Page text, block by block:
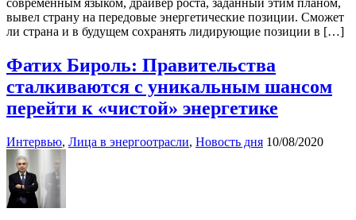
современным языком, драйвер роста, заданный этим планом,
вывел страну на передовые энергетические позиции. Сможет
ли страна и в будущем сохранять лидирующие позиции в […]
Фатих Бироль: Правительства
сталкиваются с уникальным шансом
перейти к «чистой» энергетике
Интервью, Лица в энергоотрасли, Новость дня 10/08/2020